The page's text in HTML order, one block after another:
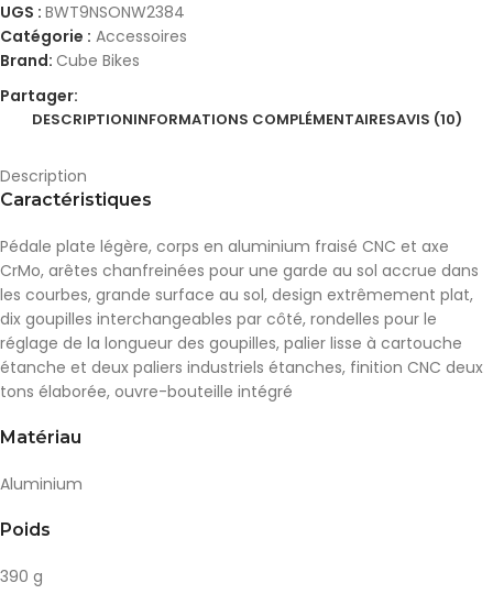
UGS : BWT9NSONW2384
Catégorie : Accessoires
Brand: Cube Bikes
Partager:
DESCRIPTIONINFORMATIONS COMPLÉMENTAIRESAVIS (10)
Description
Caractéristiques
Pédale plate légère, corps en aluminium fraisé CNC et axe
CrMo, arêtes chanfreinées pour une garde au sol accrue dans
les courbes, grande surface au sol, design extrêmement plat,
dix goupilles interchangeables par côté, rondelles pour le
réglage de la longueur des goupilles, palier lisse à cartouche
étanche et deux paliers industriels étanches, finition CNC deux
tons élaborée, ouvre-bouteille intégré
Matériau
Aluminium
Poids
390 g